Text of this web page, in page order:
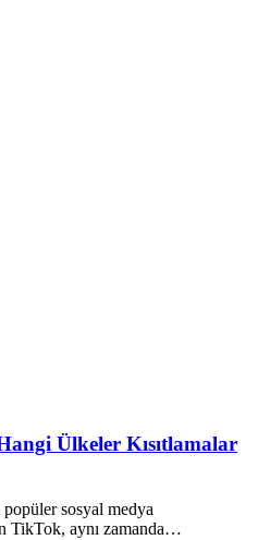
Ülkeler Kısıtlamalar
sosyal medya
TikTok, aynı zamanda…